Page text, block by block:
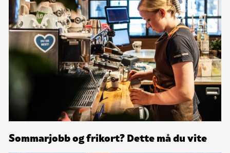
Sommarjobb og frikort? Dette må du vite